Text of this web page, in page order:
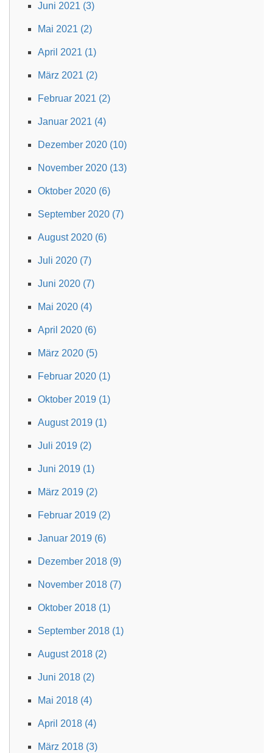
Juni 2021 (3)
Mai 2021 (2)
April 2021 (1)
März 2021 (2)
Februar 2021 (2)
Januar 2021 (4)
Dezember 2020 (10)
November 2020 (13)
Oktober 2020 (6)
September 2020 (7)
August 2020 (6)
Juli 2020 (7)
Juni 2020 (7)
Mai 2020 (4)
April 2020 (6)
März 2020 (5)
Februar 2020 (1)
Oktober 2019 (1)
August 2019 (1)
Juli 2019 (2)
Juni 2019 (1)
März 2019 (2)
Februar 2019 (2)
Januar 2019 (6)
Dezember 2018 (9)
November 2018 (7)
Oktober 2018 (1)
September 2018 (1)
August 2018 (2)
Juni 2018 (2)
Mai 2018 (4)
April 2018 (4)
März 2018 (3)